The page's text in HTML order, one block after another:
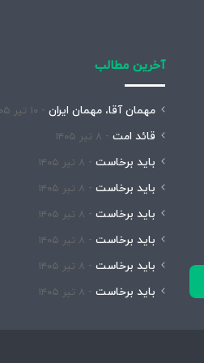
آخرین مطالب
مهمان آقا، مهمان ایران ۱۰ تیر ۱۴۰۵
قائد امت ۸ تیر ۱۴۰۵
باید برخاست ۸ تیر ۱۴۰۵
باید برخاست ۸ تیر ۱۴۰۵
باید برخاست ۸ تیر ۱۴۰۵
باید برخاست ۸ تیر ۱۴۰۵
باید برخاست ۸ تیر ۱۴۰۵
باید برخاست ۸ تیر ۱۴۰۵